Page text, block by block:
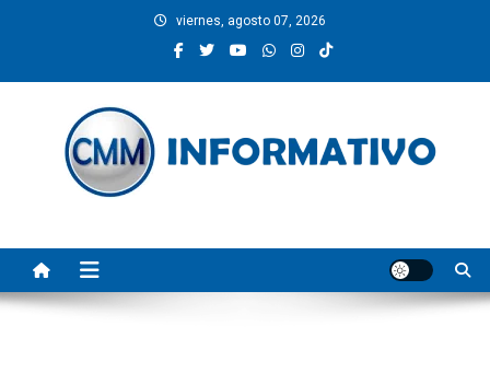
viernes, agosto 07, 2026